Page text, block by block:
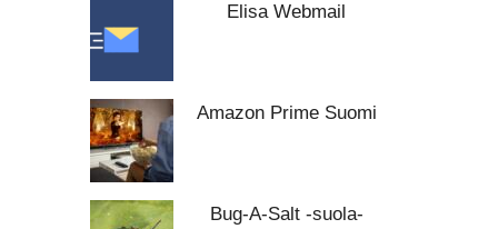
Elisa Webmail
Amazon Prime Suomi
Bug-A-Salt -suola-